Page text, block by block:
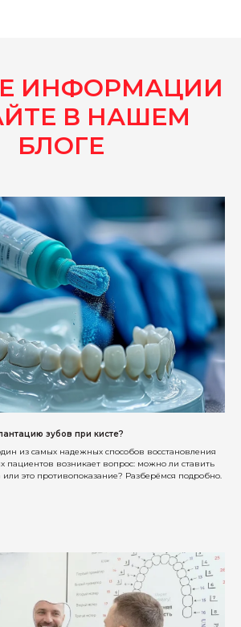
ИНФОРМАЦИИ
В НАШЕМ
БЛОГЕ
зубов при кисте?
из самых надежных способов восстановления
пациентов возникает вопрос: можно ли ставить
это противопоказание? Разберёмся подробно.
— наш главный
с нами прямо
вас на ближайшее